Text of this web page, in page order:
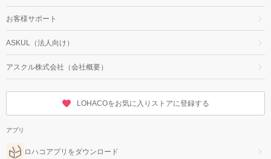
お客様サポート
ASKUL（法人向け）
アスクル株式会社（会社概要）
LOHACOをお気に入りストアに登録する
アプリ
ロハコアプリをダウンロード